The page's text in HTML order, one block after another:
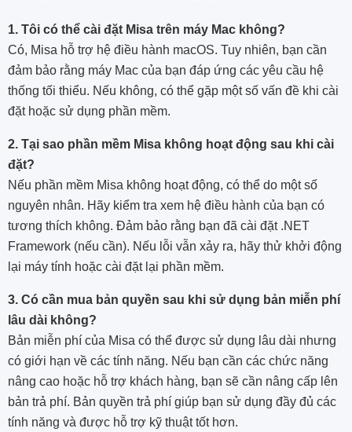
1. Tôi có thể cài đặt Misa trên máy Mac không?
Có, Misa hỗ trợ hệ điều hành macOS. Tuy nhiên, bạn cần
đảm bảo rằng máy Mac của bạn đáp ứng các yêu cầu hệ
thống tối thiểu. Nếu không, có thể gặp một số vấn đề khi cài
đặt hoặc sử dụng phần mềm.
2. Tại sao phần mềm Misa không hoạt động sau khi cài
đặt?
Nếu phần mềm Misa không hoạt động, có thể do một số
nguyên nhân. Hãy kiểm tra xem hệ điều hành của bạn có
tương thích không. Đảm bảo rằng bạn đã cài đặt .NET
Framework (nếu cần). Nếu lỗi vẫn xảy ra, hãy thử khởi động
lại máy tính hoặc cài đặt lại phần mềm.
3. Có cần mua bản quyền sau khi sử dụng bản miễn phí
lâu dài không?
Bản miễn phí của Misa có thể được sử dụng lâu dài nhưng
có giới hạn về các tính năng. Nếu bạn cần các chức năng
nâng cao hoặc hỗ trợ khách hàng, bạn sẽ cần nâng cấp lên
bản trả phí. Bản quyền trả phí giúp bạn sử dụng đầy đủ các
tính năng và được hỗ trợ kỹ thuật tốt hơn.